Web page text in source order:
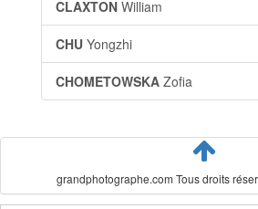
CLAXTON William
CHU Yongzhi
CHOMETOWSKA Zofia
grandphotographe.com Tous droits